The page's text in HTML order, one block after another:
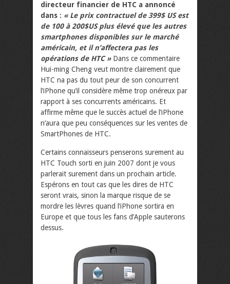
directeur financier de HTC a annoncé
dans : « Le prix contractuel de 399$ US est
de 100 à 200$US plus élevé que les autres
smartphones disponibles sur le marché
américain, et il n’affectera pas les
opérations de HTC » Dans ce commentaire
Hui-ming Cheng veut montre clairement que
HTC na pas du tout peur de son concurrent
l’iPhone qu’il considère même trop onéreux par
rapport à ses concurrents américains. Et
affirme même que le succès actuel de l’iPhone
n’aura que peu conséquences sur les ventes de
SmartPhones de HTC.
Certains connaisseurs penserons surement au
HTC Touch sorti en juin 2007 dont je vous
parlerait surement dans un prochain article.
Espérons en tout cas que les dires de HTC
seront vrais, sinon la marque risque de se
mordre les lèvres quand l’iPhone sortira en
Europe et que tous les fans d’Apple sauterons
dessus.